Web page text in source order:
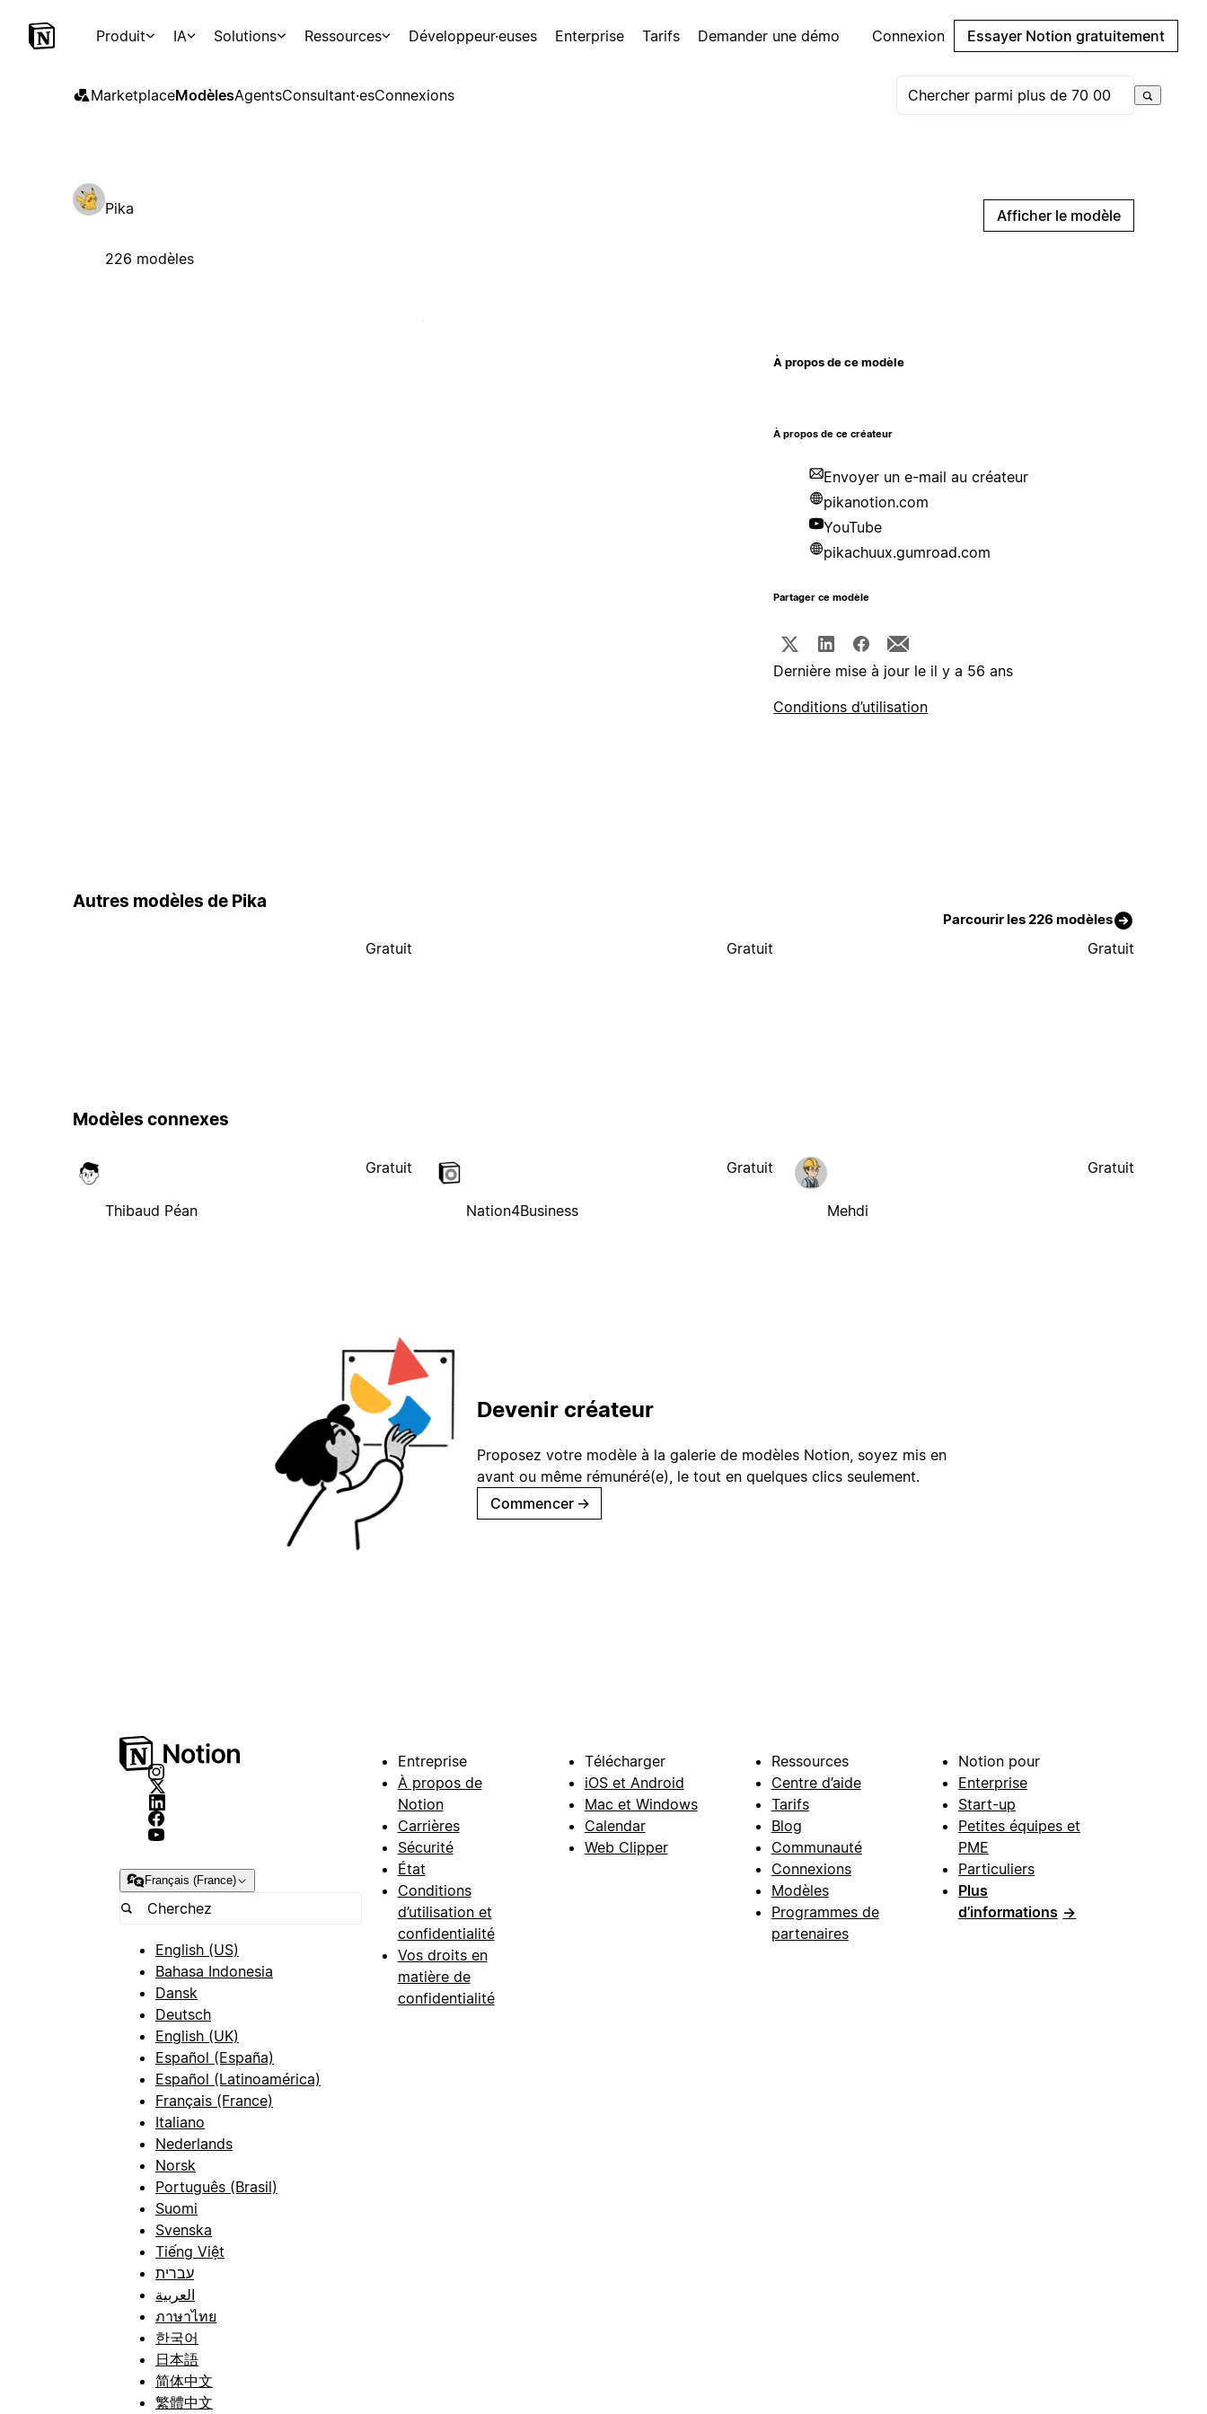
Produit IA Solutions Ressources Développeur·euses Enterprise Tarifs Demander une démo Connexion Essayer Notion gratuitement
MarketplaceModèlesAgentsConsultant·esConnexions
Pika
226 modèles
Afficher le modèle
À propos de ce modèle
À propos de ce créateur
Envoyer un e-mail au créateur
pikanotion.com
YouTube
pikachuux.gumroad.com
Partager ce modèle
Dernière mise à jour le il y a 56 ans
Conditions d’utilisation
Autres modèles de Pika
Parcourir les 226 modèles
Gratuit Gratuit Gratuit
Modèles connexes
Thibaud Péan
Gratuit
Nation4Business
Gratuit
Mehdi
Gratuit
Devenir créateur
Proposez votre modèle à la galerie de modèles Notion, soyez mis en
avant ou même rémunéré(e), le tout en quelques clics seulement.
Commencer →
Français (France)
English (US)
Bahasa Indonesia
Dansk
Deutsch
English (UK)
Español (España)
Español (Latinoamérica)
Français (France)
Italiano
Nederlands
Norsk
Português (Brasil)
Suomi
Svenska
Tiếng Việt
עברית
العربية
ภาษาไทย
한국어
日本語
简体中文
繁體中文
Entreprise
À propos de
Notion
Carrières
Sécurité
État
Conditions
d’utilisation et
confidentialité
Vos droits en
matière de
confidentialité
Télécharger
iOS et Android
Mac et Windows
Calendar
Web Clipper
Ressources
Centre d’aide
Tarifs
Blog
Communauté
Connexions
Modèles
Programmes de
partenaires
Notion pour
Enterprise
Start-up
Petites équipes et
PME
Particuliers
Plus
d’informations →